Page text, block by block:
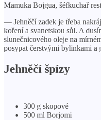
Mamuka Bojgua, šéfkuchař
— Jehněčí zadek je třeba
koření a svanetskou sůl. A
slunečnicového oleje na
posypat čerstvými bylinkami a
Jehněčí špízy
300 g skopové
500 ml Borjomi